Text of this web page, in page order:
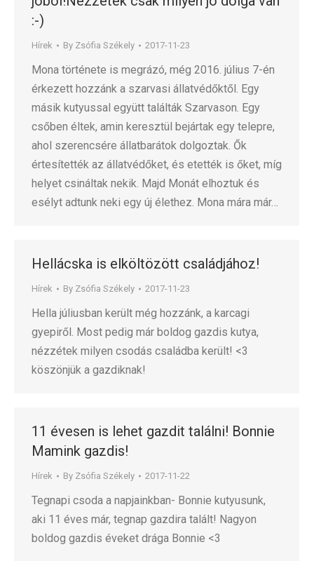
:-)
Hírek By Zsófia Székely 2017-11-23
Mona története is megrázó, még 2016. július 7-én
érkezett hozzánk a szarvasi állatvédőktől. Egy
másik kutyussal együtt találták Szarvason. Egy
csőben éltek, amin keresztül bejártak egy telepre,
ahol szerencsére állatbarátok dolgoztak. Ők
értesítették az állatvédőket, és etették is őket, míg
helyet csináltak nekik. Majd Monát elhoztuk és
esélyt adtunk neki egy új élethez. Mona mára már…
Hellácska is elköltözött családjához!
Hírek By Zsófia Székely 2017-11-23
Hella júliusban került még hozzánk, a karcagi
gyepiről. Most pedig már boldog gazdis kutya,
nézzétek milyen csodás családba került! <3
köszönjük a gazdiknak!
11 évesen is lehet gazdit találni! Bonnie
Mamink gazdis!
Hírek By Zsófia Székely 2017-11-22
Tegnapi csoda a napjainkban- Bonnie kutyusunk,
aki 11 éves már, tegnap gazdira talált! Nagyon
boldog gazdis éveket drága Bonnie <3